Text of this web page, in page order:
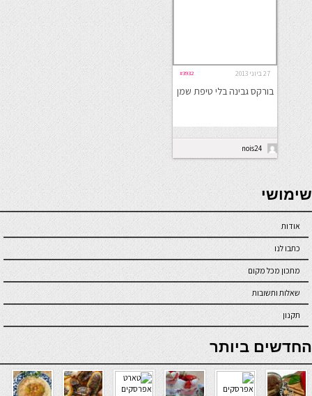
27 ביוני 2013 #3932
בורקס גבינה בלי טיפת שמן
nois24
seriöse online casinos österreich
שימושי
אודות
כתבו לנו
מתכון מכל מקום
שאלות ותשובות
תקנון
online casino
החדשים ביותר